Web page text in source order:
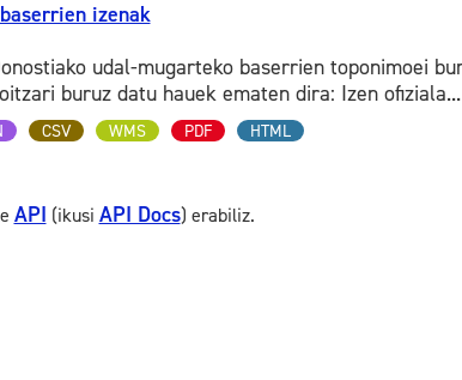
izenak
udal-mugarteko baserrien toponimoei
buruz datu hauek ematen dira: Izen ofiziala...
CSV WMS PDF HTML
API (ikusi API Docs) erabiliz.